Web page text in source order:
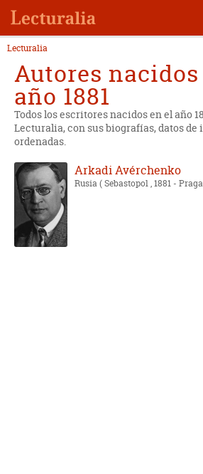
Lecturalia
Autores
año 1881
Todos los escritores nacidos en el año
Lecturalia, con sus biografías, datos de
ordenadas.
Arkadi Avérchenko
Rusia( Sebastopol , 1881 -